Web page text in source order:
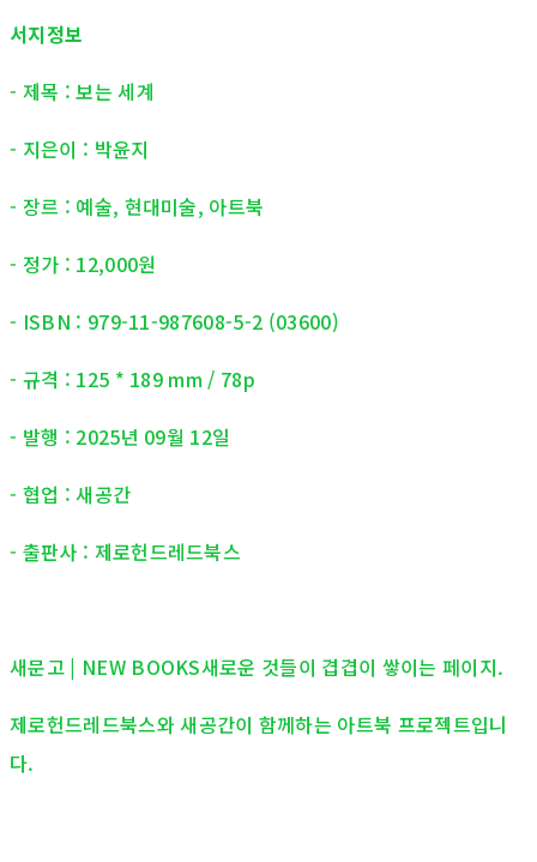
서지정보
- 제목 : 보는 세계
- 지은이 : 박윤지
- 장르 : 예술, 현대미술, 아트북
- 정가 : 12,000원
- ISBN : 979-11-987608-5-2 (03600)
- 규격 : 125 * 189 mm / 78p
- 발행 : 2025년 09월 12일
- 협업 : 새공간
- 출판사 : 제로헌드레드북스
새문고 | NEW BOOKS새로운 것들이 겹겹이 쌓이는 페이지.
제로헌드레드북스와 새공간이 함께하는 아트북 프로젝트입니
다.